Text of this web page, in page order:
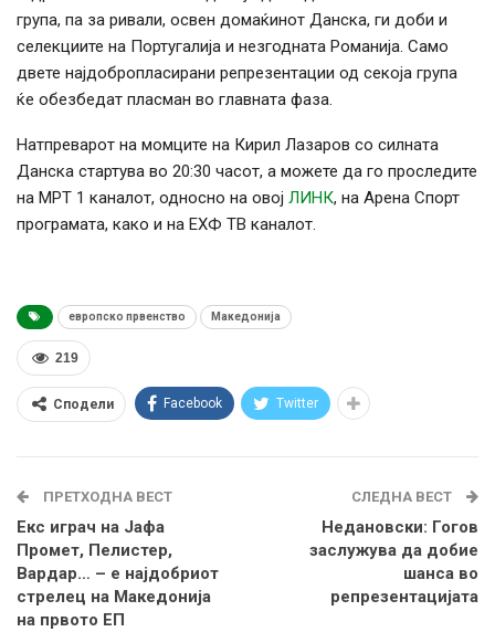
група, па за ривали, освен домаќинот Данска, ги доби и
селекциите на Португалија и незгодната Романија. Само
двете најдобропласирани репрезентации од секоја група
ќе обезбедат пласман во главната фаза.
Натпреварот на момците на Кирил Лазаров со силната
Данска стартува во 20:30 часот, а можете да го проследите
на МРТ 1 каналот, односно на овој ЛИНК, на Арена Спорт
програмата, како и на ЕХФ ТВ каналот.
европско првенство Македонија
219
Сподели Facebook Twitter
ПРЕТХОДНА ВЕСТ
Екс играч на Јафа
Промет, Пелистер,
Вардар… – е најдобриот
стрелец на Македонија
на првото ЕП
СЛЕДНА ВЕСТ
Недановски: Гогов
заслужува да добие
шанса во
репрезентацијата